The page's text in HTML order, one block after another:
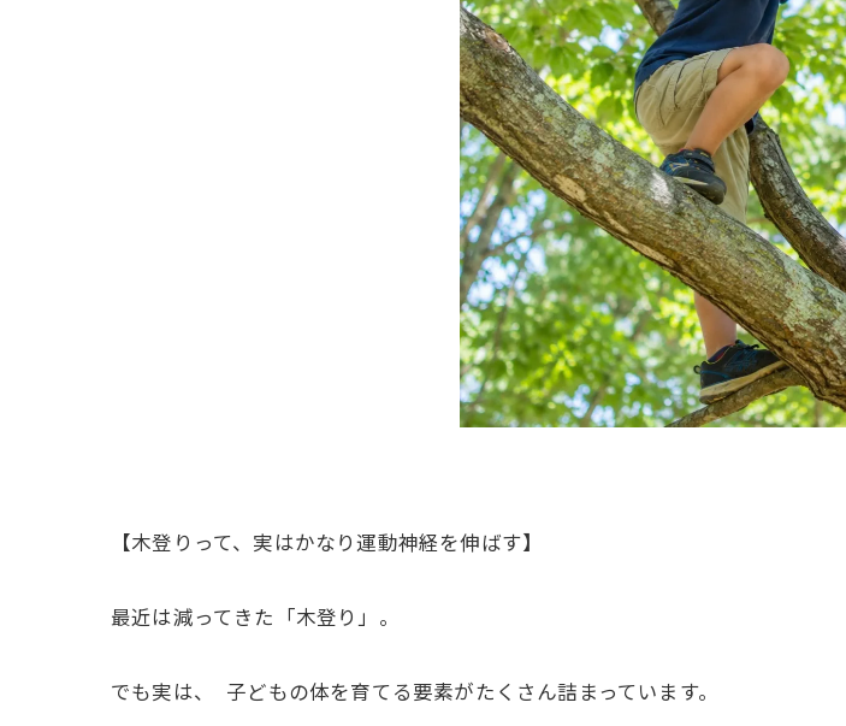
【木登りって、実はかなり運動神経を伸ばす】
最近は減ってきた「木登り」。
でも実は、 子どもの体を育てる要素がたくさん詰まっています。